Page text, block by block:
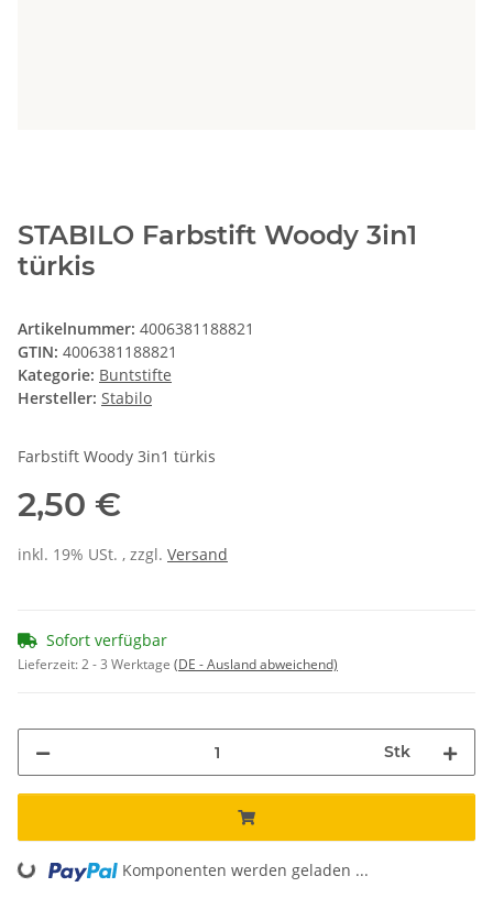
STABILO Farbstift Woody 3in1
türkis
Artikelnummer: 4006381188821
GTIN: 4006381188821
Kategorie: Buntstifte
Hersteller: Stabilo
Farbstift Woody 3in1 türkis
2,50 €
inkl. 19% USt. , zzgl. Versand
Sofort verfügbar
Lieferzeit:2 - 3 Werktage (DE - Ausland abweichend)
Stk
Komponenten werden geladen ...